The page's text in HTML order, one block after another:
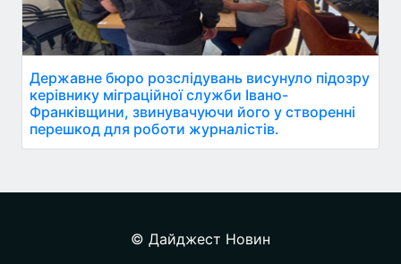
Державне бюро розслідувань висунуло підозру
керівнику міграційної служби Івано-
Франківщини, звинувачуючи його у створенні
перешкод для роботи журналістів.
© Дайджест Новин